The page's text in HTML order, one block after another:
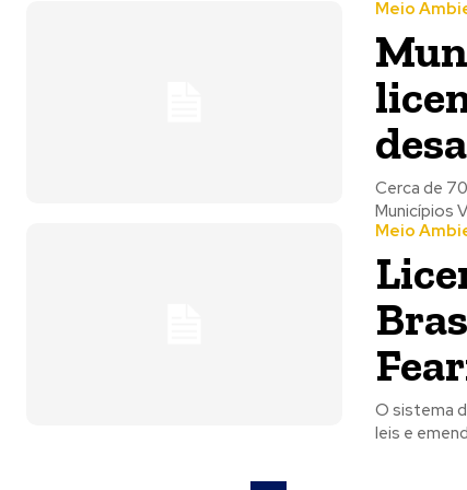
Meio
Cerca de
Municípios
Meio
O sistema
leis e